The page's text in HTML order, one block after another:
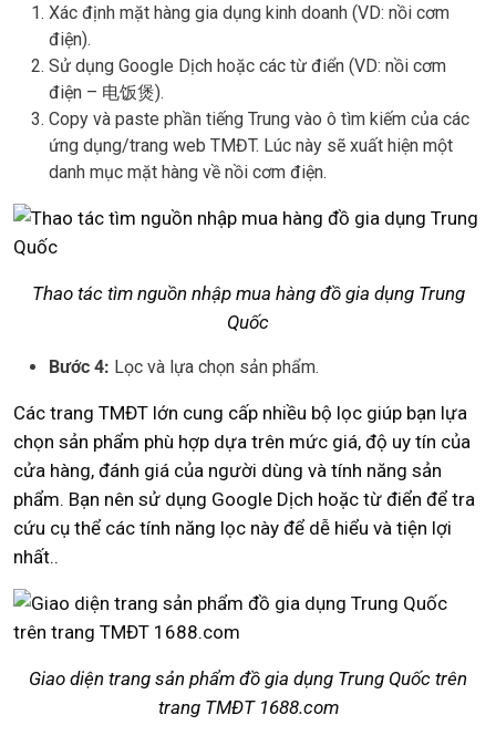
Xác định mặt hàng gia dụng kinh doanh (VD: nồi cơm
điện).
Sử dụng Google Dịch hoặc các từ điển (VD: nồi cơm
điện – 电饭煲).
Copy và paste phần tiếng Trung vào ô tìm kiếm của các
ứng dụng/trang web TMĐT. Lúc này sẽ xuất hiện một
danh mục mặt hàng về nồi cơm điện.
Thao tác tìm nguồn nhập mua hàng đồ gia dụng Trung
Quốc
Bước 4: Lọc và lựa chọn sản phẩm.
Các trang TMĐT lớn cung cấp nhiều bộ lọc giúp bạn lựa
chọn sản phẩm phù hợp dựa trên mức giá, độ uy tín của
cửa hàng, đánh giá của người dùng và tính năng sản
phẩm. Bạn nên sử dụng Google Dịch hoặc từ điển để tra
cứu cụ thể các tính năng lọc này để dễ hiểu và tiện lợi
nhất..
Giao diện trang sản phẩm đồ gia dụng Trung Quốc trên
trang TMĐT 1688.com